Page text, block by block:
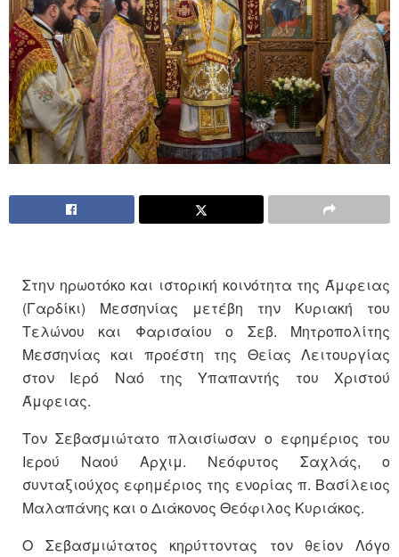
Στην ηρωοτόκο και ιστορική κοινότητα της Άμφειας
(Γαρδίκι) Μεσσηνίας μετέβη την Κυριακή του
Τελώνου και Φαρισαίου ο Σεβ. Μητροπολίτης
Μεσσηνίας και προέστη της Θείας Λειτουργίας
στον Ιερό Ναό της Υπαπαντής του Χριστού
Άμφειας.
Τον Σεβασμιώτατο πλαισίωσαν ο εφημέριος του
Ιερού Ναού Αρχιμ. Νεόφυτος Σαχλάς, ο
συνταξιούχος εφημέριος της ενορίας π. Βασίλειος
Μαλαπάνης και ο Διάκονος Θεόφιλος Κυριάκος.
Ο Σεβασμιώτατος κηρύττοντας τον θείον Λόγο